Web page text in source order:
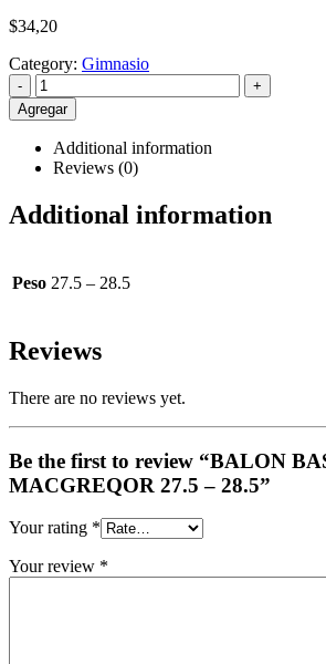
$34,20
Category: Gimnasio
-
+
Agregar
Additional information
Reviews (0)
Additional information
Peso 27.5 – 28.5
Reviews
There are no reviews yet.
Be the first to review “BALON
MACGREQOR 27.5 – 28.5”
Your rating *
Your review *